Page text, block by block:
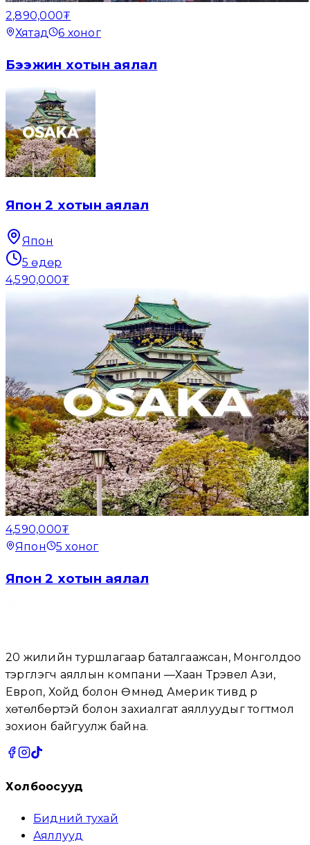
2,890,000₮
Хятад
6 хоног
Бээжин хотын аялал
Япон 2 хотын аялал
Япон
5 өдөр
4,590,000₮
4,590,000₮
Япон
5 хоног
Япон 2 хотын аялал
20 жилийн туршлагаар баталгаажсан, Монголдоо
тэргүүлэгч аяллын компани —Хаан Трэвел Ази,
Европ, Хойд болон Өмнөд Америк тивүүд рүү
хөтөлбөртэй болон захиалгат аяллуудыг тогтмол
зохион байгуулж байна.
Холбоосууд
Бидний тухай
Аяллууд